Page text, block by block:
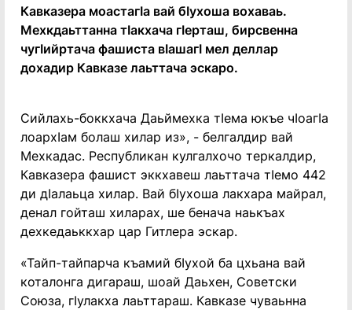
Кавказера моастагӀа вай бӀухоша вохаваь.
Мехкдаьттанна тӀакхача гӀерташ, бирсвенна
чугӀийртача фашиста вӀашагӀ мел деллар
дохадир Кавказе лаьттача эскаро.
Сийлахь-боккхача Даьймехка тӀема юкъе чӀоагӀа
лоархӀам болаш хилар из», - белгалдир вай
Мехкадас. Республикан кулгалхочо теркалдир,
Кавказера фашист эккхавеш лаьттача тӀемо 442
ди дӀалаьца хилар. Вай бӀухоша лакхара майрал,
денал гойташ хиларах, ше бенача наькъах
дехкедаьккхар цар Гитлера эскар.
«Тайп-тайпарча къамий бӀухой ба цхьана вай
коталонга дигараш, шоай Даьхен, Советски
Союза, гӀулакха лаьттараш. Кавказе чуваьнна